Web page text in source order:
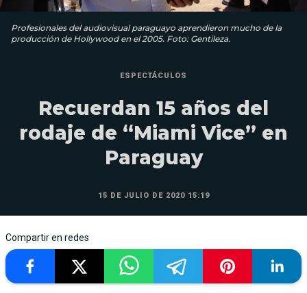
Profesionales del audiovisual paraguayo aprendieron mucho de la
producción de Hollywood en el 2005. Foto: Gentileza.
ESPECTÁCULOS
Recuerdan 15 años del
rodaje de “Miami Vice” en
Paraguay
15 DE JULIO DE 2020 15:19
Compartir en redes